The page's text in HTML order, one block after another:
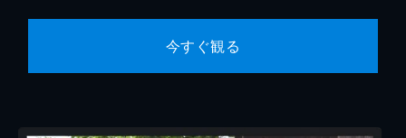
今すぐ観る